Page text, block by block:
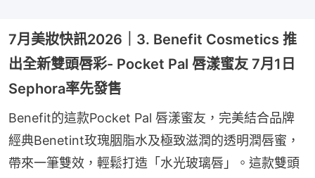
7月美妝快訊2026｜3. Benefit Cosmetics 推
出全新雙頭唇彩- Pocket Pal 唇漾蜜友 7月1日
Sephora率先發售
Benefit的這款Pocket Pal 唇漾蜜友，完美結合品牌
經典Benetint玫瑰胭脂水及極致滋潤的透明潤唇蜜，
帶來一筆雙效，輕鬆打造「水光玻璃唇」。這款雙頭